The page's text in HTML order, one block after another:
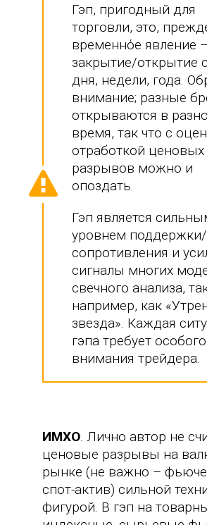
Гэп, пригодный для
торговли, это,
временнόе явление –
закрытие/открытие
дня, недели, года.
внимание; разные
открываются в
время, так что с
отработкой ценовых
разрывов можно и
опоздать.
Гэп является
уровнем поддержки/
сопротивления и
сигналы многих
свечного анализа,
например, как
звезда». Каждая
гэпа требует особого
внимания трейдера.
ИМХО. Лично автор не
ценовые разрывы на
рынке (не важно –
спот-актив) сильной
фигурой. В гэп на